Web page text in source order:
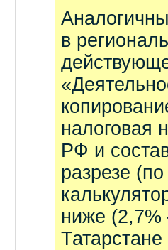
в
налоговая
РФ и
разрезе
ниже (2,7%